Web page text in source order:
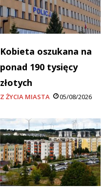
Kobieta oszukana na
ponad 190 tysięcy
złotych
Z ŻYCIA MIASTA 05/08/2026